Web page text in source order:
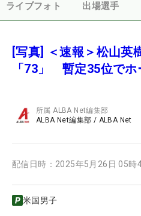
ライブフォト 出場選手
[写真] ＜速報＞松山英
「73」 暫定35位でホ
所属ALBA Net編集部
ALBA Net編集部 / ALBA Net
配信日時： 2025年5月26日 05時
米国男子